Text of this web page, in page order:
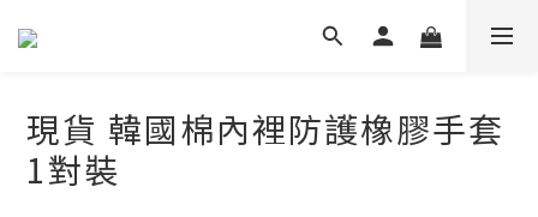
現貨 韓國棉內裡防護橡膠手套
1對裝